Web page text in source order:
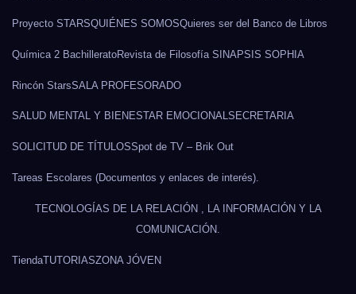
Proyecto STARSQUIÉNES SOMOSQuieres ser del Banco de Libros
Química 2 BachilleratoRevista de Filosofía SINAPSIS SOPHIA
Rincón StarsSALA PROFESORADO
SALUD MENTAL Y BIENESTAR EMOCIONALSECRETARIA
SOLICITUD DE TÍTULOSSpot de TV – Brik Out
Tareas Escolares (Documentos y enlaces de interés).
TECNOLOGÍAS DE LA RELACIÓN , LA INFORMACIÓN Y LA
COMUNICACIÓN.
TiendaTUTORIASZONA JÓVEN